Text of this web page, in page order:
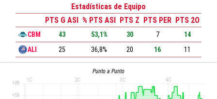
Estadísticas de Equipo
PTS G ASI % PTS ASI PTS Z PTS PER PTS 2O
CBM 43 53,1% 30 7
14
ALI
25 36,8% 20 16 11
Punto a Punto